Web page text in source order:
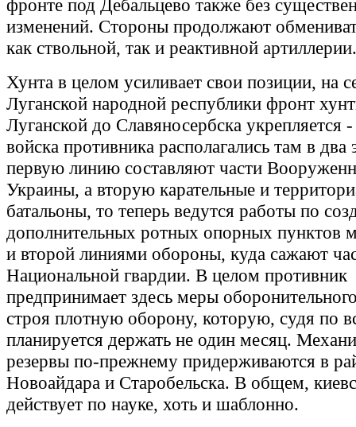
фронте под Дебальцево также без
изменений. Стороны продолжают
как ствольной, так и реактивной артиллерии.
Хунта в целом усиливает свои позиции, на
Луганской народной республики фронт
Луганской до Славяносербска укрепляется
войска противника располагались там в
первую линию составляют части
Украины, а вторую карательные и
батальоны, то теперь ведутся работы по
дополнительных ротных опорных пунктов
и второй линиями обороны, куда сажают
Национальной гвардии. В целом противник
предпринимает здесь меры
строя плотную оборону, которую, судя по
планируется держать не один месяц.
резервы по-прежнему придерживаются в
Новоайдара и Старобельска. В общем,
действует по науке, хоть и шаблонно.